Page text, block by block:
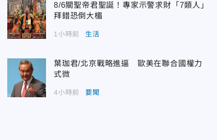
8/6關聖帝君聖誕！專家示警求財「7類人」
拜錯恐倒大楣
1小時前 生活
葉珈君/北京戰略進逼 歐美在聯合國權力
式微
4小時前 要聞